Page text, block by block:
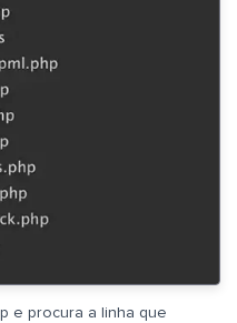
e procura a linha que